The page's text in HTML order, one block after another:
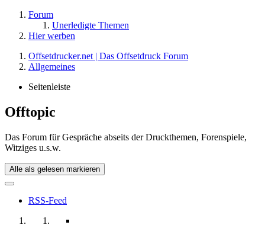
Forum
Unerledigte Themen
Hier werben
Offsetdrucker.net | Das Offsetdruck Forum
Allgemeines
Seitenleiste
Offtopic
Das Forum für Gespräche abseits der Druckthemen, Forenspiele,
Witziges u.s.w.
Alle als gelesen markieren
RSS-Feed